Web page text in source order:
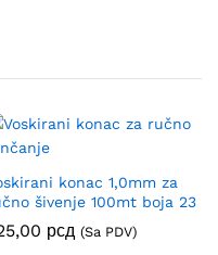
konac 1,0mm za
šivenje 100mt boja 23
рсд (Sa PDV)